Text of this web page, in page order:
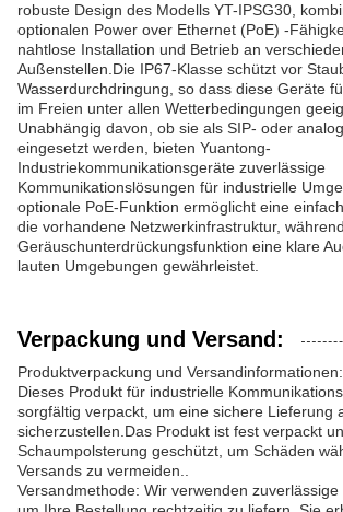
robuste Design des Modells YT-IPSG30,
optionalen Power over Ethernet (PoE) -
nahtlose Installation und Betrieb an
Außenstellen.Die IP67-Klasse schützt vor
Wasserdurchdringung, so dass diese Geräte
im Freien unter allen Wetterbedingungen
Unabhängig davon, ob sie als SIP- oder
eingesetzt werden, bieten Yuantong-
Industriekommunikationsgeräte zuverlässige
Kommunikationslösungen für industrielle
optionale PoE-Funktion ermöglicht eine
die vorhandene Netzwerkinfrastruktur,
Geräuschunterdrückungsfunktion eine klare
lauten Umgebungen gewährleistet.
Verpackung und Versand:
Produktverpackung und Versandinformationen:
Dieses Produkt für industrielle
sorgfältig verpackt, um eine sichere Lieferung
sicherzustellen.Das Produkt ist fest verpackt
Schaumpolsterung geschützt, um Schäden
Versands zu vermeiden..
Versandmethode: Wir verwenden zuverlässige